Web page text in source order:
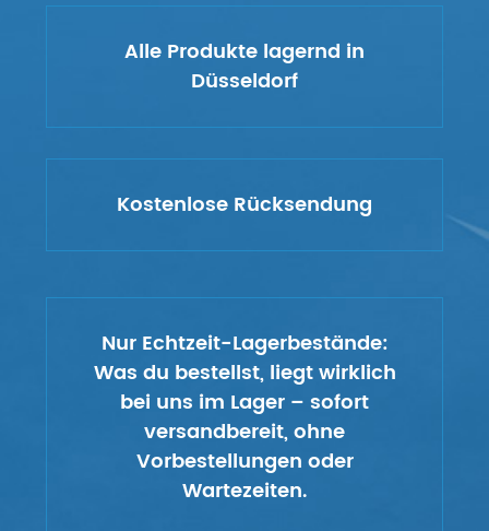
Alle Produkte lagernd in
Düsseldorf
Kostenlose Rücksendung
Nur Echtzeit-Lagerbestände:
Was du bestellst, liegt wirklich
bei uns im Lager – sofort
versandbereit, ohne
Vorbestellungen oder
Wartezeiten.